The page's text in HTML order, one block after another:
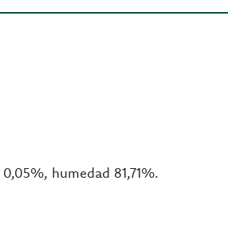
humedad 81,71%.